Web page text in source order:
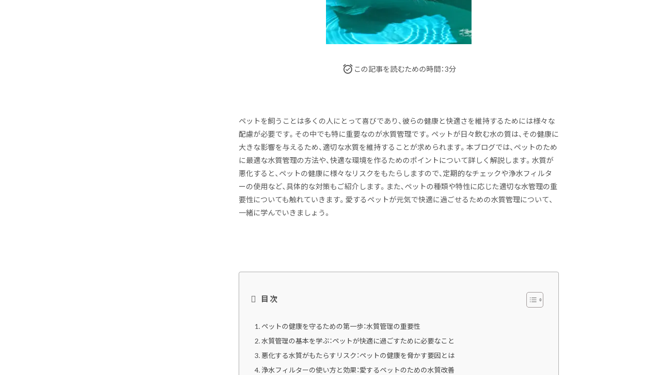
この記事を読むための時間：3分
ペットを飼うことは多くの人にとって喜びであり、彼らの健康と快適さを維持するためには様々な
配慮が必要です。その中でも特に重要なのが水質管理です。ペットが日々飲む水の質は、その健康に
大きな影響を与えるため、適切な水質を維持することが求められます。本ブログでは、ペットのため
に最適な水質管理の方法や、快適な環境を作るためのポイントについて詳しく解説します。水質が
悪化すると、ペットの健康に様々なリスクをもたらしますので、定期的なチェックや浄水フィルタ
ーの使用など、具体的な対策もご紹介します。また、ペットの種類や特性に応じた適切な水管理の重
要性についても触れていきます。愛するペットが元気で快適に過ごせるための水質管理について、
一緒に学んでいきましょう。
目次
ペットの健康を守るための第一歩：水質管理の重要性
水質管理の基本を学ぶ：ペットが快適に過ごすために必要なこと
悪化する水質がもたらすリスク：ペットの健康を脅かす要因とは
浄水フィルターの使い方と効果：愛するペットのための水質改善